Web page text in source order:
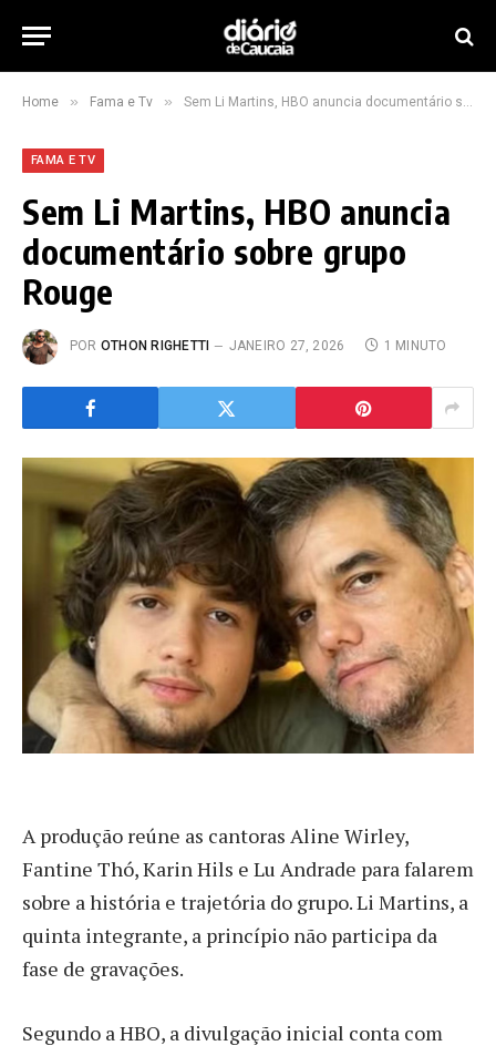
Home » Fama e Tv » Sem Li Martins, HBO anuncia documentário sobre grupo Rouge
FAMA E TV
Sem Li Martins, HBO anuncia
documentário sobre grupo
Rouge
POR OTHON RIGHETTI JANEIRO 27, 2026 1 MINUTO
A produção reúne as cantoras Aline Wirley,
Fantine Thó, Karin Hils e Lu Andrade para falarem
sobre a história e trajetória do grupo. Li Martins, a
quinta integrante, a princípio não participa da
fase de gravações.
Segundo a HBO, a divulgação inicial conta com